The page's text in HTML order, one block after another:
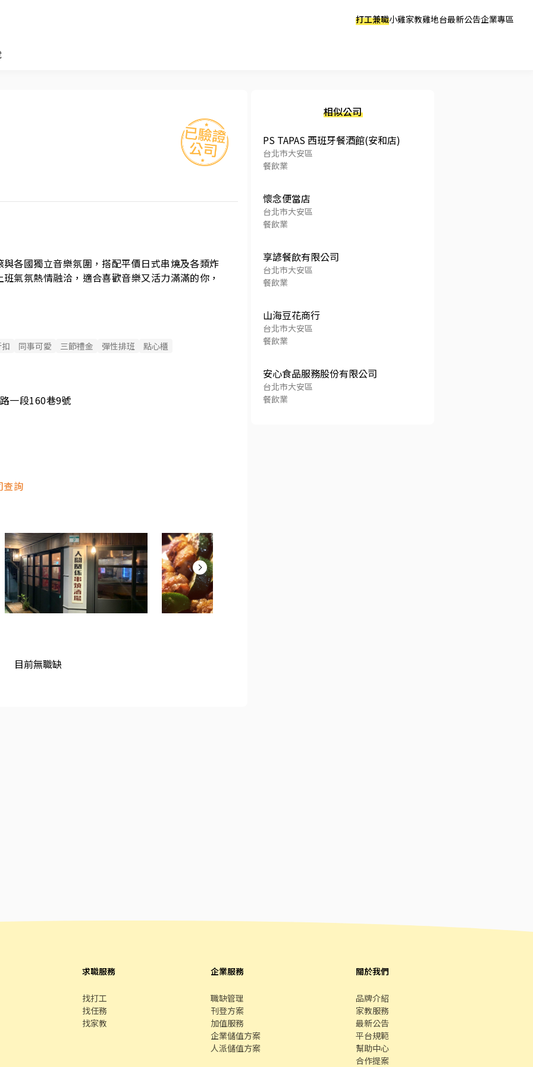
打工兼職小雞家教雞地台最新公告企業專區
各國獨立音樂氛圍，搭配平價日式串燒及各類炸
氣氛熱情融洽，適合喜歡音樂又活力滿滿的你，
同事可愛 三節禮金 彈性排班 點心櫃
一段160巷9號
查詢
目前無職缺
相似公司
PS TAPAS 西班牙餐酒館(安和店)
台北市大安區
餐飲業
懷念便當店
台北市大安區
餐飲業
享諺餐飲有限公司
台北市大安區
餐飲業
山海豆花商行
台北市大安區
餐飲業
安心食品服務股份有限公司
台北市大安區
餐飲業
求職服務
找打工
找任務
找家教
企業服務
職缺管理
刊登方案
加值服務
企業儲值方案
人派儲值方案
關於我們
品牌介紹
家教服務
最新公告
平台規範
幫助中心
合作提案